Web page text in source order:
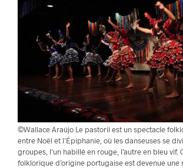
©Wallace Araújo Le pastoril est un spectacle
entre Noël et l’Épiphanie, où les danseuses se
groupes, l’un habillé en rouge, l’autre en bleu vif.
folklorique d’origine portugaise est devenue une